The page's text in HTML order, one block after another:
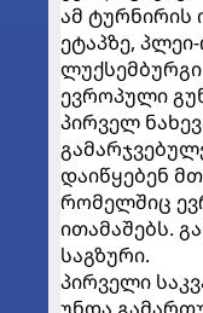
ამ ტურნირის
ეტაპზე,
ევროპული
პირველ
დაიწყებენ
რომელშიც
ითამაშებს.
საგზური.
პირველი